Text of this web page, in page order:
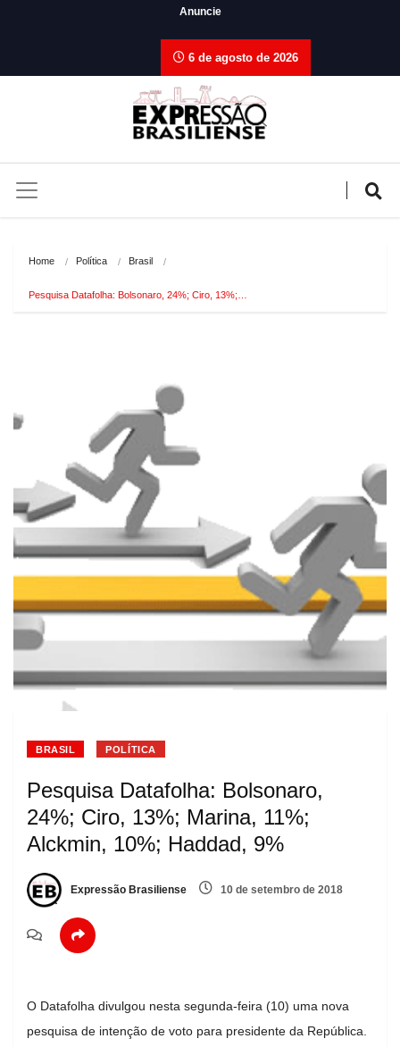
Anuncie
6 de agosto de 2026
Home Política Brasil
Pesquisa Datafolha: Bolsonaro, 24%; Ciro, 13%;…
BRASIL POLÍTICA
Pesquisa Datafolha: Bolsonaro,
24%; Ciro, 13%; Marina, 11%;
Alckmin, 10%; Haddad, 9%
Expressão Brasiliense 10 de setembro de 2018
O Datafolha divulgou nesta segunda-feira (10) uma nova
pesquisa de intenção de voto para presidente da República.